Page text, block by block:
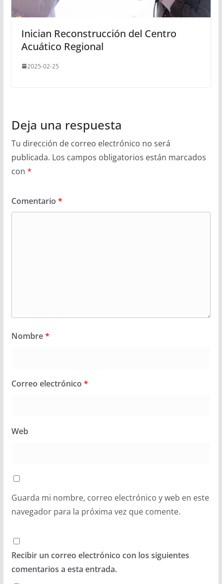
Inician Reconstrucción del Centro
Acuático Regional
2025-02-25
Deja una respuesta
Tu dirección de correo electrónico no será
publicada. Los campos obligatorios están marcados
con *
Comentario *
Nombre*
Correo electrónico *
Web
Guarda mi nombre, correo electrónico y web en este
navegador para la próxima vez que comente.
Recibir un correo electrónico con los siguientes
comentarios a esta entrada.